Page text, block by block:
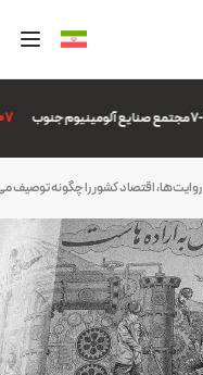
روایت‌ها، اقتصاد کشور را چگونه توصیف